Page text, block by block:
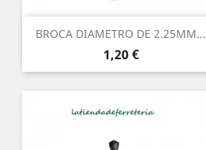
BROCA DIAMETRO DE 2.25MM...
Precio
1,20 €